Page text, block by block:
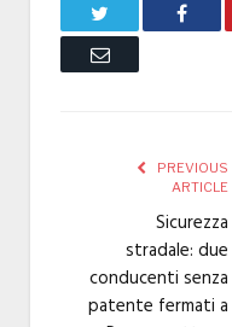
Email
PREVIOUS
ARTICLE
Sicurezza
stradale: due
conducenti senza
patente fermati a